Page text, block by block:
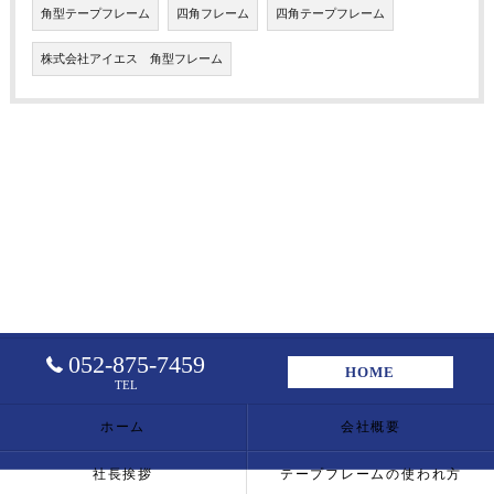
角型テープフレーム 四角フレーム 四角テープフレーム
株式会社アイエス 角型フレーム
052-875-7459
TEL
HOME
ホーム 会社概要
社長挨拶 テープフレームの使われ方